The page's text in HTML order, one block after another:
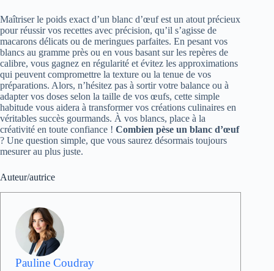
Maîtriser le poids exact d’un blanc d’œuf est un atout précieux
pour réussir vos recettes avec précision, qu’il s’agisse de
macarons délicats ou de meringues parfaites. En pesant vos
blancs au gramme près ou en vous basant sur les repères de
calibre, vous gagnez en régularité et évitez les approximations
qui peuvent compromettre la texture ou la tenue de vos
préparations. Alors, n’hésitez pas à sortir votre balance ou à
adapter vos doses selon la taille de vos œufs, cette simple
habitude vous aidera à transformer vos créations culinaires en
véritables succès gourmands. À vos blancs, place à la
créativité en toute confiance ! Combien pèse un blanc d’œuf
? Une question simple, que vous saurez désormais toujours
mesurer au plus juste.
Auteur/autrice
Pauline Coudray